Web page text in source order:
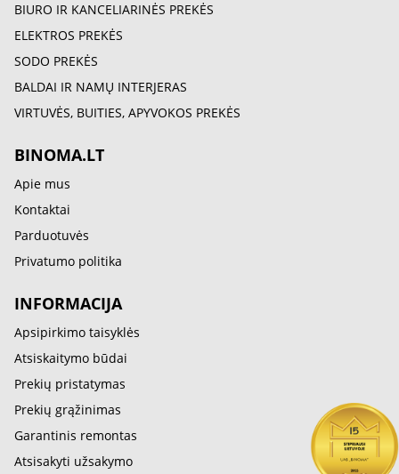
BIURO IR KANCELIARINĖS PREKĖS
ELEKTROS PREKĖS
SODO PREKĖS
BALDAI IR NAMŲ INTERJERAS
VIRTUVĖS, BUITIES, APYVOKOS PREKĖS
BINOMA.LT
Apie mus
Kontaktai
Parduotuvės
Privatumo politika
INFORMACIJA
Apsipirkimo taisyklės
Atsiskaitymo būdai
Prekių pristatymas
Prekių grąžinimas
Garantinis remontas
Atsisakyti užsakymo